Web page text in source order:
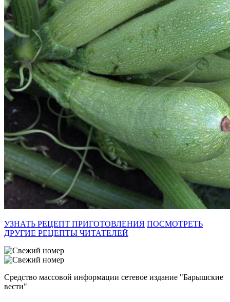
УЗНАТЬ РЕЦЕПТ ПРИГОТОВЛЕНИЯ ПОСМОТРЕТЬ
ДРУГИЕ РЕЦЕПТЫ ЧИТАТЕЛЕЙ
Средство массовой информации сетевое издание "Барышские
вести"